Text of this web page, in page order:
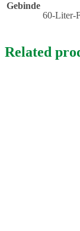
Gebinde
60-Liter-
Related